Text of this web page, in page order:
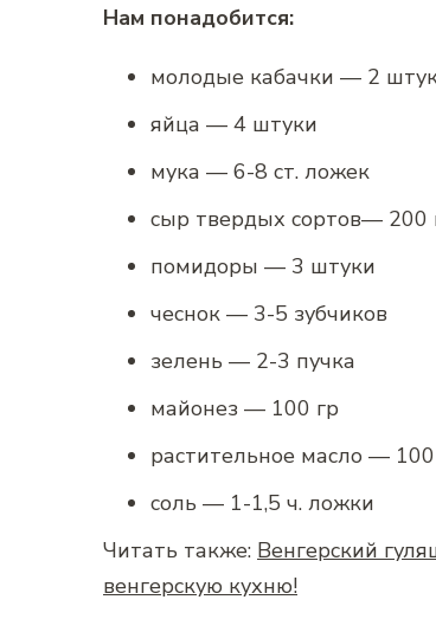
Нам понадобится:
молодые кабачки — 2
яйца — 4 штуки
мука — 6-8 ст. ложек
сыр твердых сортов— 200
помидоры — 3 штуки
чеснок — 3-5 зубчиков
зелень — 2-3 пучка
майонез — 100 гр
растительное масло —
соль — 1-1,5 ч. ложки
Читать также: Венгерский
венгерскую кухню!